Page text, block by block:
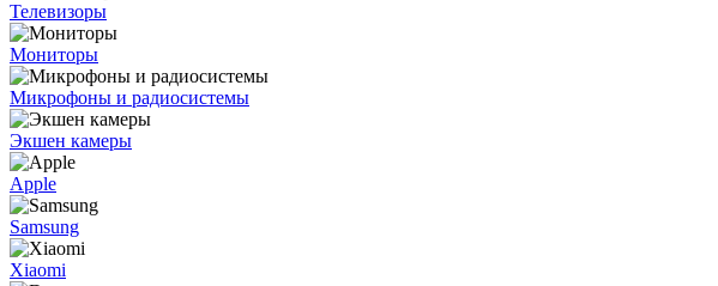
Телевизоры
Мониторы
Микрофоны и радиосистемы
Экшен камеры
Apple
Samsung
Xiaomi